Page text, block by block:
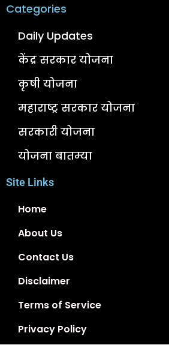
Categories
Daily Updates
केंद्र सरकार योजना
कृषी योजना
महाराष्ट्र सरकार योजना
सरकारी योजना
योजना बातम्या
Site Links
Home
About Us
Contact Us
Disclaimer
Terms of Service
Privacy Policy